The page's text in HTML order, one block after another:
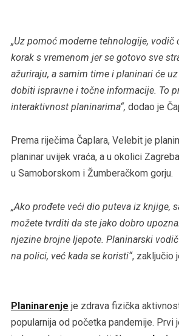
„Uz pomoć moderne tehnologije, vodič
korak s vremenom jer se gotovo sve
ažuriraju, a samim time i planinari će
dobiti ispravne i točne informacije. To
interaktivnost planinarima“, dodao je
Prema riječima Čaplara, Velebit je
planinar uvijek vraća, a u okolici
u Samoborskom i Žumberačkom gorju.
„Ako prođete veći dio puteva iz knjige,
možete tvrditi da ste jako dobro
njezine brojne ljepote. Planinarski
na polici, već kada se koristi“, zaključio
Planinarenje je zdrava fizička
popularnija od početka pandemije. Prvi